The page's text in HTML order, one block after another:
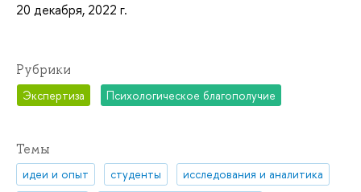
20 декабря, 2022 г.
Рубрики
Экспертиза Психологическое благополучие
Темы
идеи и опыт студенты
исследования и аналитика